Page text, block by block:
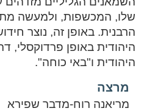
שלו, המכשפות, ולמעשה
הרבנית. באופן זה, נוצר
היהודית באופן פרדוקסלי,
היהודית ו"באי כוחה".
מרצה
מריאנה רוח-מדבר שפירא